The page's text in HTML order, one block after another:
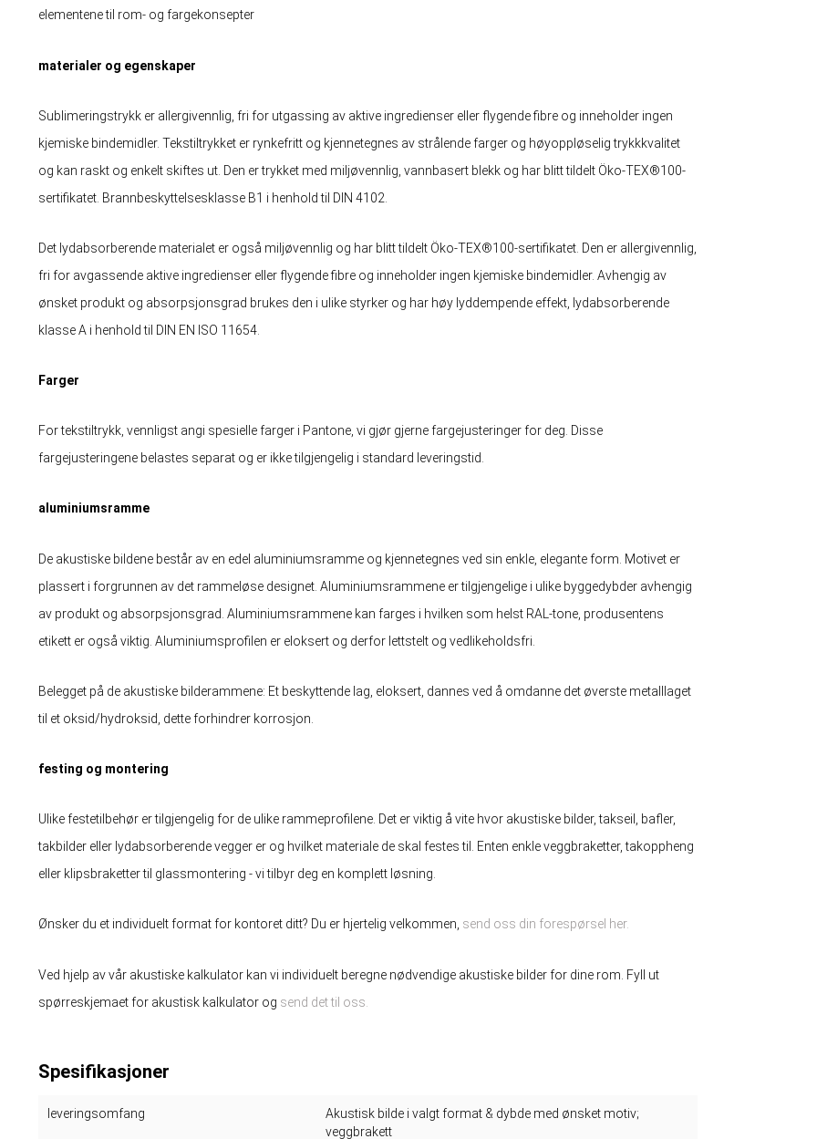
elementene til rom- og fargekonsepter
materialer og egenskaper
Sublimeringstrykk er allergivennlig, fri for utgassing av aktive ingredienser eller flygende fibre og inneholder ingen
kjemiske bindemidler. Tekstiltrykket er rynkefritt og kjennetegnes av strålende farger og høyoppløselig trykkkvalitet
og kan raskt og enkelt skiftes ut. Den er trykket med miljøvennlig, vannbasert blekk og har blitt tildelt Öko-TEX®100-
sertifikatet. Brannbeskyttelsesklasse B1 i henhold til DIN 4102.
Det lydabsorberende materialet er også miljøvennlig og har blitt tildelt Öko-TEX®100-sertifikatet. Den er allergivennlig,
fri for avgassende aktive ingredienser eller flygende fibre og inneholder ingen kjemiske bindemidler. Avhengig av
ønsket produkt og absorpsjonsgrad brukes den i ulike styrker og har høy lyddempende effekt, lydabsorberende
klasse A i henhold til DIN EN ISO 11654.
Farger
For tekstiltrykk, vennligst angi spesielle farger i Pantone, vi gjør gjerne fargejusteringer for deg. Disse
fargejusteringene belastes separat og er ikke tilgjengelig i standard leveringstid.
aluminiumsramme
De akustiske bildene består av en edel aluminiumsramme og kjennetegnes ved sin enkle, elegante form. Motivet er
plassert i forgrunnen av det rammeløse designet. Aluminiumsrammene er tilgjengelige i ulike byggedybder avhengig
av produkt og absorpsjonsgrad. Aluminiumsrammene kan farges i hvilken som helst RAL-tone, produsentens
etikett er også viktig. Aluminiumsprofilen er eloksert og derfor lettstelt og vedlikeholdsfri.
Belegget på de akustiske bilderammene: Et beskyttende lag, eloksert, dannes ved å omdanne det øverste metalllaget
til et oksid/hydroksid, dette forhindrer korrosjon.
festing og montering
Ulike festetilbehør er tilgjengelig for de ulike rammeprofilene. Det er viktig å vite hvor akustiske bilder, takseil, bafler,
takbilder eller lydabsorberende vegger er og hvilket materiale de skal festes til. Enten enkle veggbraketter, takoppheng
eller klipsbraketter til glassmontering - vi tilbyr deg en komplett løsning.
Ønsker du et individuelt format for kontoret ditt? Du er hjertelig velkommen, send oss ​​din forespørsel her.
Ved hjelp av vår akustiske kalkulator kan vi individuelt beregne nødvendige akustiske bilder for dine rom. Fyll ut
spørreskjemaet for akustisk kalkulator og send det til oss.
Spesifikasjoner
leveringsomfang
Akustisk bilde i valgt format & dybde med ønsket motiv;
veggbrakett